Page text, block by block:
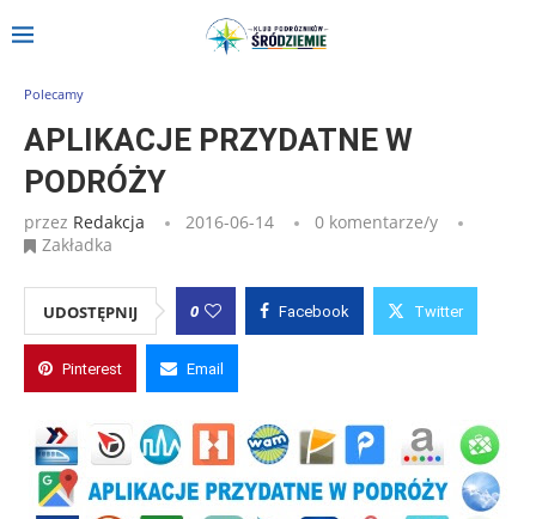
Strona główna APLIKACJE PRZYDATNE W PODRÓŻY
Polecamy
APLIKACJE PRZYDATNE W
PODRÓŻY
przez Redakcja 2016-06-14
0 komentarze/y
Zakładka
UDOSTĘPNIJ 0 Facebook Twitter
Pinterest Email